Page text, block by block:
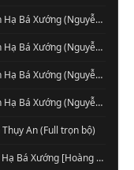
[Free] Truyện audio: Ma Thổi Đèn - Thiên Hạ Bá Xướng (Nguyễn Thành đọc-Quyển 04)
[Free] Truyện audio: Ma Thổi Đèn - Thiên Hạ Bá Xướng (Nguyễn Thành đọc-Quyển 03)
[Free] Truyện audio: Ma Thổi Đèn - Thiên Hạ Bá Xướng (Nguyễn Thành đọc-Quyển 02)
[Free] Truyện audio: Ma Thổi Đèn - Thiên Hạ Bá Xướng (Nguyễn Thành đọc-Quyển 01)
An (Full trọn bộ)
[Free] Truyện audio: Ma Thổi Đèn- Thiên Hạ Bá Xướng [Hoàng Vinh đọc] (Trọn bộ)